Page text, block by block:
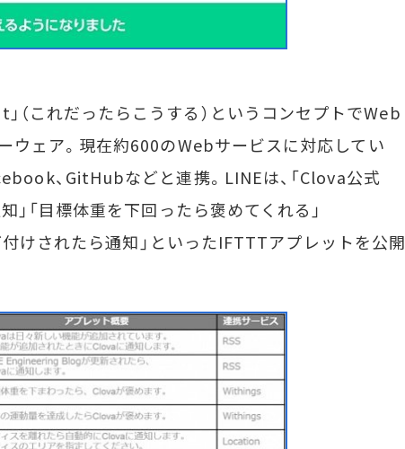
（これだったらこうする）というコンセプトでWeb
ウェア。現在約600のWebサービスに対応してい
、GitHubなどと連携。LINEは、「Clova公式
「目標体重を下回ったら褒めてくれる」
けされたら通知」といったIFTTTアプレットを公開